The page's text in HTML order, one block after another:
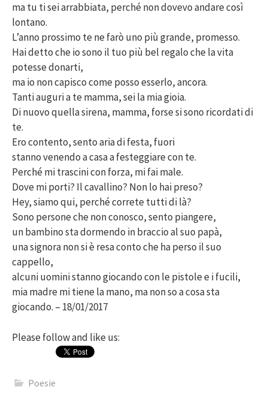
ma tu ti sei arrabbiata, perché non dovevo andare così
lontano.
L’anno prossimo te ne farò uno più grande, promesso.
Hai detto che io sono il tuo più bel regalo che la vita
potesse donarti,
ma io non capisco come posso esserlo, ancora.
Tanti auguri a te mamma, sei la mia gioia.
Di nuovo quella sirena, mamma, forse si sono ricordati di
te.
Ero contento, sento aria di festa, fuori
stanno venendo a casa a festeggiare con te.
Perché mi trascini con forza, mi fai male.
Dove mi porti? Il cavallino? Non lo hai preso?
Hey, siamo qui, perché correte tutti di là?
Sono persone che non conosco, sento piangere,
un bambino sta dormendo in braccio al suo papà,
una signora non si è resa conto che ha perso il suo
cappello,
alcuni uomini stanno giocando con le pistole e i fucili,
mia madre mi tiene la mano, ma non so a cosa sta
giocando. – 18/01/2017
Please follow and like us:
Poesie